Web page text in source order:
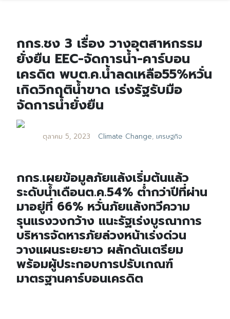
กกร.ชง 3 เรื่อง วางอุตสาหกรรม
ยั่งยืน EEC-จัดการน้ำ-คาร์บอน
เครดิต พบต.ค.น้ำลดเหลือ55%หวั่น
เกิดวิกฤติน้ำขาด เร่งรัฐรับมือ
จัดการน้ำยั่งยืน
ตุลาคม 5, 2023 Climate Change, เศรษฐกิจ
กกร.เผยข้อมูลภัยแล้งเริ่มต้นแล้ว
ระดับน้ำเดือนต.ค.54% ต่ำกว่าปีที่ผ่าน
มาอยู่ที่ 66% หวั่นภัยแล้งทวีความ
รุนแรงวงกว้าง แนะรัฐเร่งบูรณาการ
บริหารจัดหารภัยล่วงหน้าเร่งด่วน
วางแผนระยะยาว ผลักดันเตรียม
พร้อมผู้ประกอบการปรับเกณฑ์
มาตรฐานคาร์บอนเครดิต